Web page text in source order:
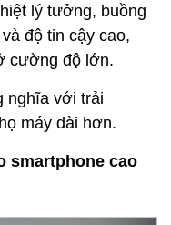
lý tưởng, buồng
độ tin cậy cao,
cường độ lớn.
nghĩa với trải
máy dài hơn.
smartphone cao